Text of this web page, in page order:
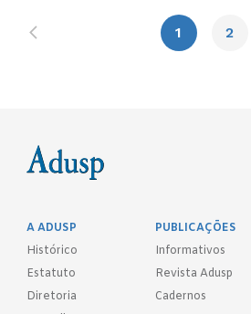
1 2
A ADUSP
Histórico
Estatuto
Diretoria
PUBLICAÇÕES
Informativos
Revista Adusp
Cadernos